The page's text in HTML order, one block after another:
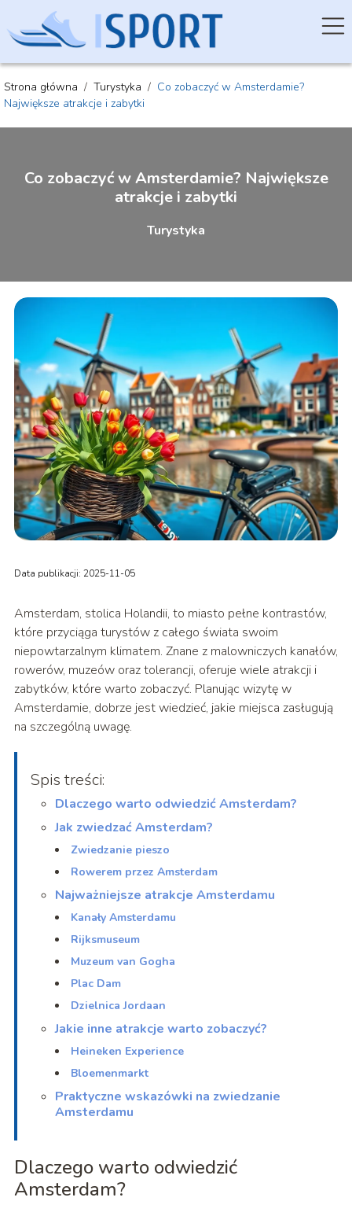
Strona główna / Turystyka / Co zobaczyć w Amsterdamie?
Największe atrakcje i zabytki
Co zobaczyć w Amsterdamie? Największe
atrakcje i zabytki
Turystyka
Data publikacji: 2025-11-05
Amsterdam, stolica Holandii, to miasto pełne kontrastów,
które przyciąga turystów z całego świata swoim
niepowtarzalnym klimatem. Znane z malowniczych kanałów,
rowerów, muzeów oraz tolerancji, oferuje wiele atrakcji i
zabytków, które warto zobaczyć. Planując wizytę w
Amsterdamie, dobrze jest wiedzieć, jakie miejsca zasługują
na szczególną uwagę.
Spis treści:
Dlaczego warto odwiedzić Amsterdam?
Jak zwiedzać Amsterdam?
Zwiedzanie pieszo
Rowerem przez Amsterdam
Najważniejsze atrakcje Amsterdamu
Kanały Amsterdamu
Rijksmuseum
Muzeum van Gogha
Plac Dam
Dzielnica Jordaan
Jakie inne atrakcje warto zobaczyć?
Heineken Experience
Bloemenmarkt
Praktyczne wskazówki na zwiedzanie
Amsterdamu
Dlaczego warto odwiedzić
Amsterdam?